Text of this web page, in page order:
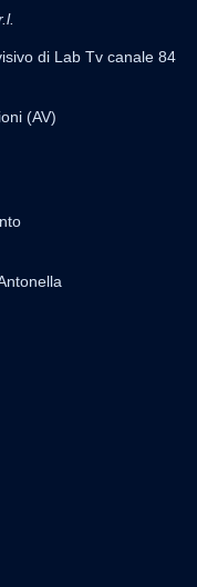
di Lab Tv canale 84
(AV)